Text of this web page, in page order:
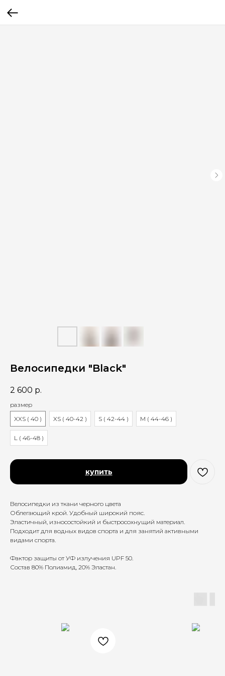
Велосипедки "Black"
2 600 р.
размер
XXS ( 40 )
XS ( 40-42 ) S ( 42-44 ) M ( 44-46 )
L ( 46-48 )
купить
Велосипедки из ткани черного цвета
Облегающий крой. Удобный широкий пояс.
Эластичный, износостойкий и быстросохнущий материал.
Подходит для водных видов спорта и для занятий активными
видами спорта.
Фактор защиты от УФ излучения UPF 50.
Состав 80% Полиамид, 20% Эластан.